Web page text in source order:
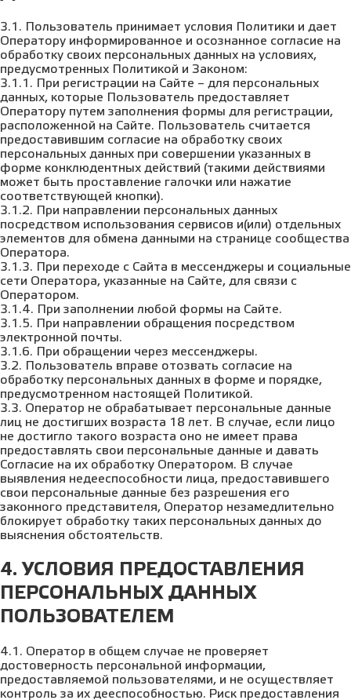
3.1. Пользователь принимает условия Политики и дает
Оператору информированное и осознанное согласие на
обработку своих персональных данных на условиях,
предусмотренных Политикой и Законом:
3.1.1. При регистрации на Сайте – для персональных
данных, которые Пользователь предоставляет
Оператору путем заполнения формы для регистрации,
расположенной на Сайте. Пользователь считается
предоставившим согласие на обработку своих
персональных данных при совершении указанных в
форме конклюдентных действий (такими действиями
может быть проставление галочки или нажатие
соответствующей кнопки).
3.1.2. При направлении персональных данных
посредством использования сервисов и(или) отдельных
элементов для обмена данными на странице сообщества
Оператора.
3.1.3. При переходе с Сайта в мессенджеры и социальные
сети Оператора, указанные на Сайте, для связи с
Оператором.
3.1.4. При заполнении любой формы на Сайте.
3.1.5. При направлении обращения посредством
электронной почты.
3.1.6. При обращении через мессенджеры.
3.2. Пользователь вправе отозвать согласие на
обработку персональных данных в форме и порядке,
предусмотренном настоящей Политикой.
3.3. Оператор не обрабатывает персональные данные
лиц не достигших возраста 18 лет. В случае, если лицо
не достигло такого возраста оно не имеет права
предоставлять свои персональные данные и давать
Согласие на их обработку Оператором. В случае
выявления недееспособности лица, предоставившего
свои персональные данные без разрешения его
законного представителя, Оператор незамедлительно
блокирует обработку таких персональных данных до
выяснения обстоятельств.
4. УСЛОВИЯ ПРЕДОСТАВЛЕНИЯ
ПЕРСОНАЛЬНЫХ ДАННЫХ
ПОЛЬЗОВАТЕЛЕМ
4.1. Оператор в общем случае не проверяет
достоверность персональной информации,
предоставляемой пользователями, и не осуществляет
контроль за их дееспособностью. Риск предоставления